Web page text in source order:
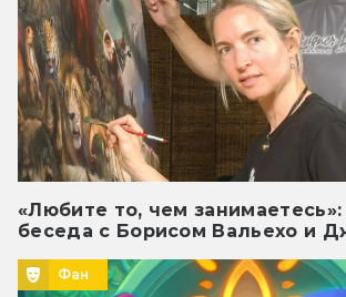
«Любите то, чем
беседа с Борисом Вальехо и
Фан